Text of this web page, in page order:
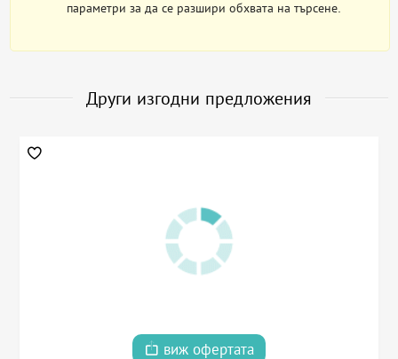
параметри за да се разшири обхвата на търсене.
Други изгодни предложения
виж офертата